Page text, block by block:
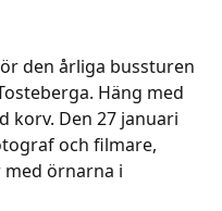
den årliga bussturen
Häng med
korv. Den 27 januari
och filmare,
örnarna i